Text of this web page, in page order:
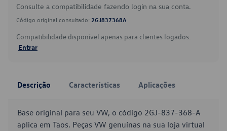
Consulte a compatibilidade fazendo login na sua conta.
Código original consultado: 2GJ837368A
Compatibilidade disponível apenas para clientes logados.
Entrar
Descrição Características Aplicações
Base original para seu VW, o código 2GJ-837-368-A
aplica em Taos. Peças VW genuínas na sua loja virtual